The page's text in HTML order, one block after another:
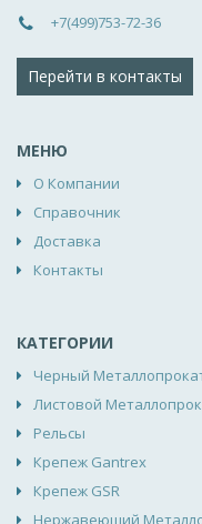
+7(499)753-72-36
Перейти в контакты
МЕНЮ
О Компании
Справочник
Доставка
Контакты
КАТЕГОРИИ
Черный
Листовой
Рельсы
Крепеж Gantrex
Крепеж GSR
Нержавеющий